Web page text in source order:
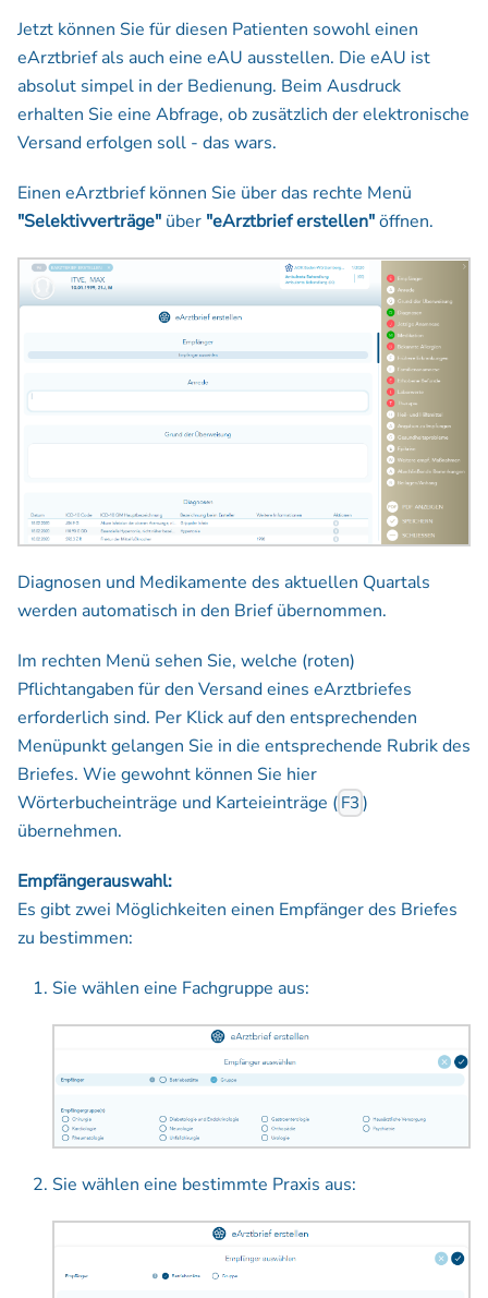
Jetzt können Sie für diesen Patienten sowohl einen
eArztbrief als auch eine eAU ausstellen. Die eAU ist
absolut simpel in der Bedienung. Beim Ausdruck
erhalten Sie eine Abfrage, ob zusätzlich der elektronische
Versand erfolgen soll - das wars.
Einen eArztbrief können Sie über das rechte Menü
"Selektivverträge" über "eArztbrief erstellen"öffnen.
Diagnosen und Medikamente des aktuellen Quartals
werden automatisch in den Brief übernommen.
Im rechten Menü sehen Sie, welche (roten)
Pflichtangaben für den Versand eines eArztbriefes
erforderlich sind. Per Klick auf den entsprechenden
Menüpunkt gelangen Sie in die entsprechende Rubrik des
Briefes. Wie gewohnt können Sie hier
Wörterbucheinträge und Karteieinträge ( F3 )
übernehmen.
Empfängerauswahl:
Es gibt zwei Möglichkeiten einen Empfänger des Briefes
zu bestimmen:
Sie wählen eine Fachgruppe aus:
Sie wählen eine bestimmte Praxis aus: